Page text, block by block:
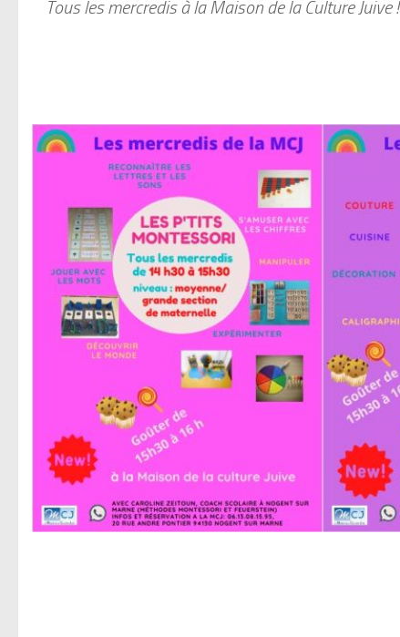
Tous les mercredis à la Maison de la Culture Juive !